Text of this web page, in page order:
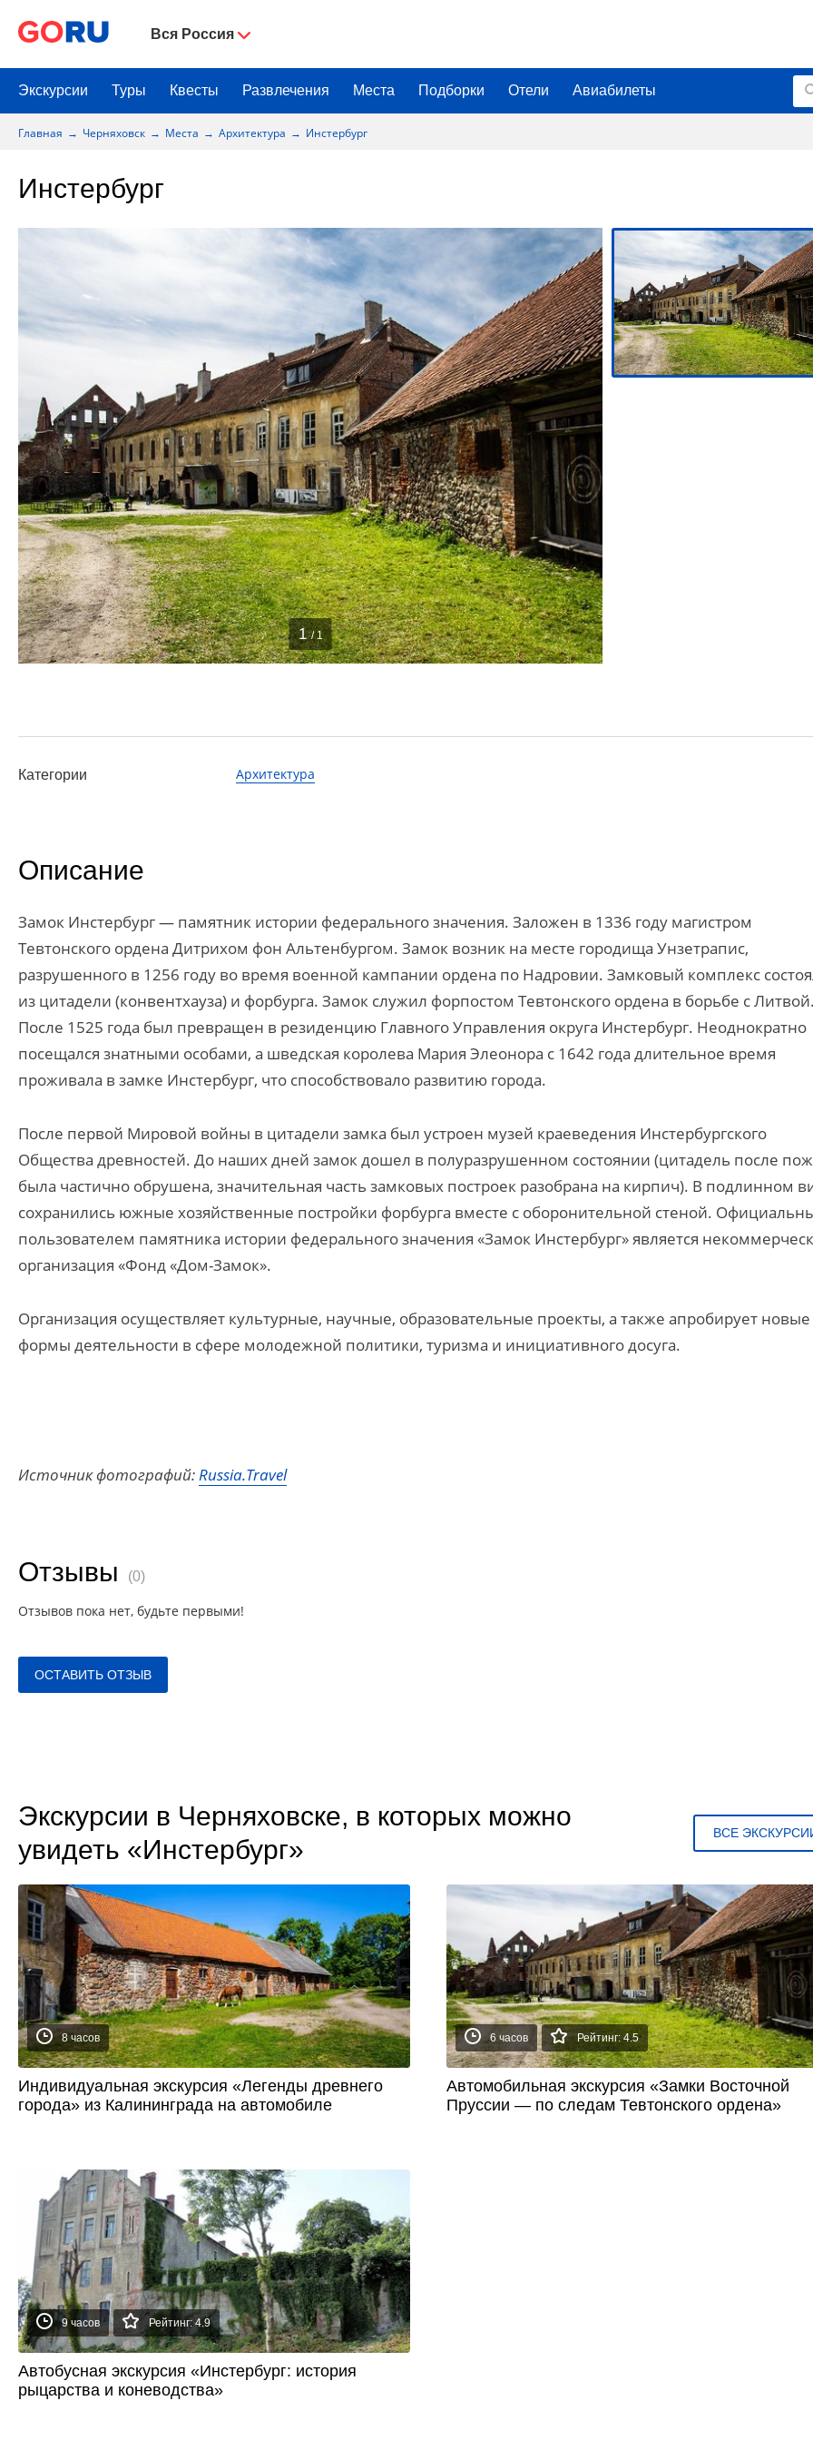
Вся Россия
Экскурсии Туры Квесты Развлечения Места Подборки Отели Авиабилеты
Главная Черняховск Места Архитектура Инстербург
Инстербург
1 / 1
Категории Архитектура
Описание
Замок Инстербург — памятник истории федерального значения. Заложен в 1336 году магистром
Тевтонского ордена Дитрихом фон Альтенбургом. Замок возник на месте городища Унзетрапис,
разрушенного в 1256 году во время военной кампании ордена по Надровии. Замковый комплекс
из цитадели (конвентхауза) и форбурга. Замок служил форпостом Тевтонского ордена в борьбе с
После 1525 года был превращен в резиденцию Главного Управления округа Инстербург. Неоднократно
посещался знатными особами, а шведская королева Мария Элеонора с 1642 года длительное время
проживала в замке Инстербург, что способствовало развитию города.
После первой Мировой войны в цитадели замка был устроен музей краеведения Инстербургского
Общества древностей. До наших дней замок дошел в полуразрушенном состоянии (цитадель после
была частично обрушена, значительная часть замковых построек разобрана на кирпич). В подлинном
сохранились южные хозяйственные постройки форбурга вместе с оборонительной стеной.
пользователем памятника истории федерального значения «Замок Инстербург» является
организация «Фонд «Дом-Замок».
Организация осуществляет культурные, научные, образовательные проекты, а также апробирует новые
формы деятельности в сфере молодежной политики, туризма и инициативного досуга.
Источник фотографий:Russia.Travel
Отзывы (0)
Отзывов пока нет, будьте первыми!
ОСТАВИТЬ ОТЗЫВ
Экскурсии в Черняховске, в которых можно
увидеть «Инстербург»
ВСЕ
8 часов
Индивидуальная экскурсия «Легенды древнего
города» из Калининграда на автомобиле
6 часов Рейтинг: 4.5
Автомобильная экскурсия «Замки Восточной
Пруссии — по следам Тевтонского ордена»
9 часов Рейтинг: 4.9
Автобусная экскурсия «Инстербург: история
рыцарства и коневодства»